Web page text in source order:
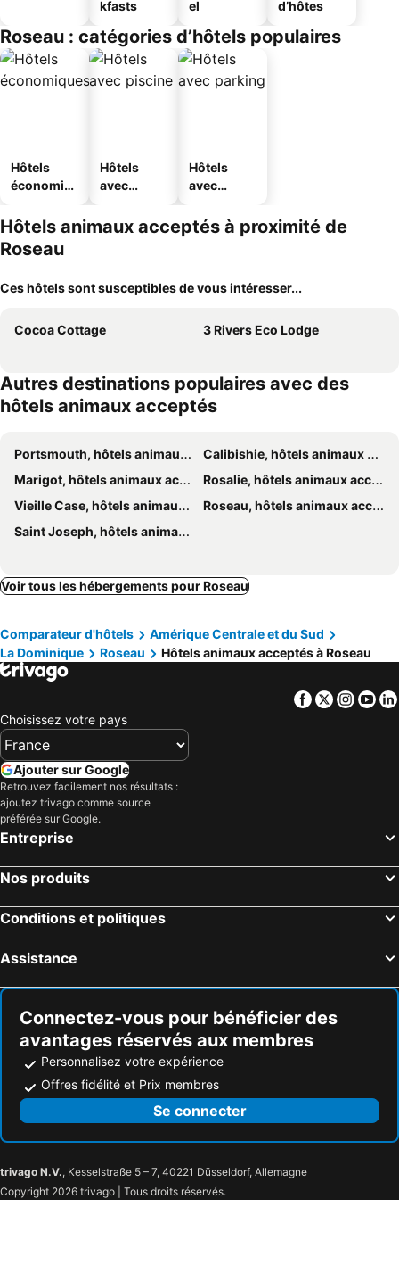
kfasts
el
d’hôtes
Roseau : catégories d’hôtels populaires
Hôtels
économiq
Hôtels
avec
Hôtels
avec
Hôtels animaux acceptés à proximité de
Roseau
Ces hôtels sont susceptibles de vous intéresser...
Cocoa Cottage 3 Rivers Eco Lodge
Autres destinations populaires avec des
hôtels animaux acceptés
Portsmouth, hôtels animaux acceptés
Calibishie, hôtels animaux acceptés
Marigot, hôtels animaux acceptés
Rosalie, hôtels animaux acceptés
Vieille Case, hôtels animaux acceptés
Roseau, hôtels animaux acceptés
Saint Joseph, hôtels animaux acceptés
Voir tous les hébergements pour Roseau
Comparateur d'hôtels
Amérique Centrale et du Sud
La Dominique
Roseau Hôtels animaux acceptés à Roseau
Facebook
Twitter
Choisissez votre pays
Ajouter sur Google
Retrouvez facilement nos résultats :
ajoutez trivago comme source
préférée sur Google.
Entreprise
Nos produits
Conditions et politiques
Assistance
Connectez-vous pour bénéficier des
avantages réservés aux membres
Personnalisez votre expérience
Offres fidélité et Prix membres
Se connecter
trivago N.V., Kesselstraße 5 – 7, 40221 Düsseldorf, Allemagne
Copyright 2026 trivago | Tous droits réservés.